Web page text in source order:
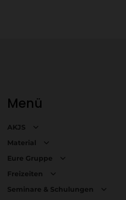
Menü
AKJS
Material
Eure Gruppe
Freizeiten
Seminare & Schulungen